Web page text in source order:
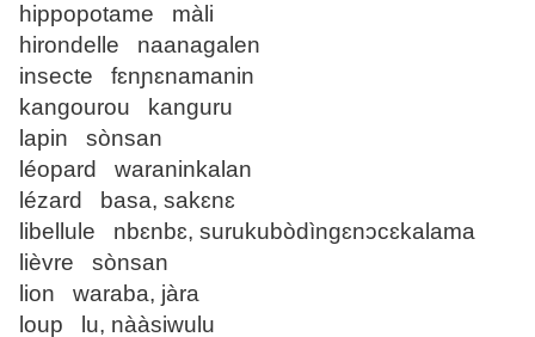
hippopotame màli
hirondelle naanagalen
insecte fɛnɲɛnamanin
kangourou kanguru
lapin sònsan
léopard waraninkalan
lézard basa, sakɛnɛ
libellule nbɛnbɛ, surukubòdìngɛnɔcɛkalama
lièvre sònsan
lion waraba, jàra
loup lu, nààsiwulu